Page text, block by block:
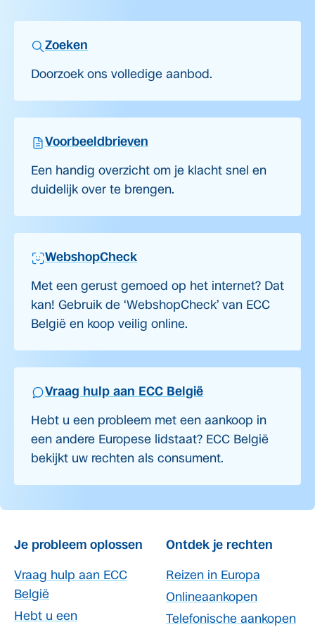
Zoeken
Doorzoek ons volledige aanbod.
Voorbeeldbrieven
Een handig overzicht om je klacht snel en
duidelijk over te brengen.
WebshopCheck
Met een gerust gemoed op het internet? Dat
kan! Gebruik de ‘WebshopCheck’ van ECC
België en koop veilig online.
Vraag hulp aan ECC België
Hebt u een probleem met een aankoop in
een andere Europese lidstaat? ECC België
bekijkt uw rechten als consument.
Je probleem oplossen
Vraag hulp aan ECC
België
Hebt u een
Ontdek je rechten
Reizen in Europa
Onlineaankopen
Telefonische aankopen